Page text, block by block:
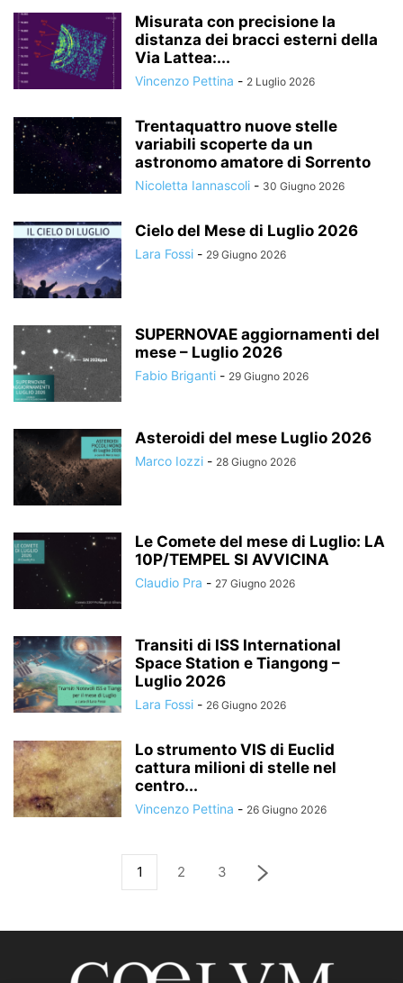
Misurata con precisione la
distanza dei bracci esterni della
Via Lattea:...
Vincenzo Pettina - 2 Luglio 2026
Trentaquattro nuove stelle
variabili scoperte da un
astronomo amatore di Sorrento
Nicoletta Iannascoli - 30 Giugno 2026
Cielo del Mese di Luglio 2026
Lara Fossi - 29 Giugno 2026
SUPERNOVAE aggiornamenti del
mese – Luglio 2026
Fabio Briganti - 29 Giugno 2026
Asteroidi del mese Luglio 2026
Marco Iozzi - 28 Giugno 2026
Le Comete del mese di Luglio: LA
10P/TEMPEL SI AVVICINA
Claudio Pra - 27 Giugno 2026
Transiti di ISS International
Space Station e Tiangong –
Luglio 2026
Lara Fossi - 26 Giugno 2026
Lo strumento VIS di Euclid
cattura milioni di stelle nel
centro...
Vincenzo Pettina - 26 Giugno 2026
1 2 3